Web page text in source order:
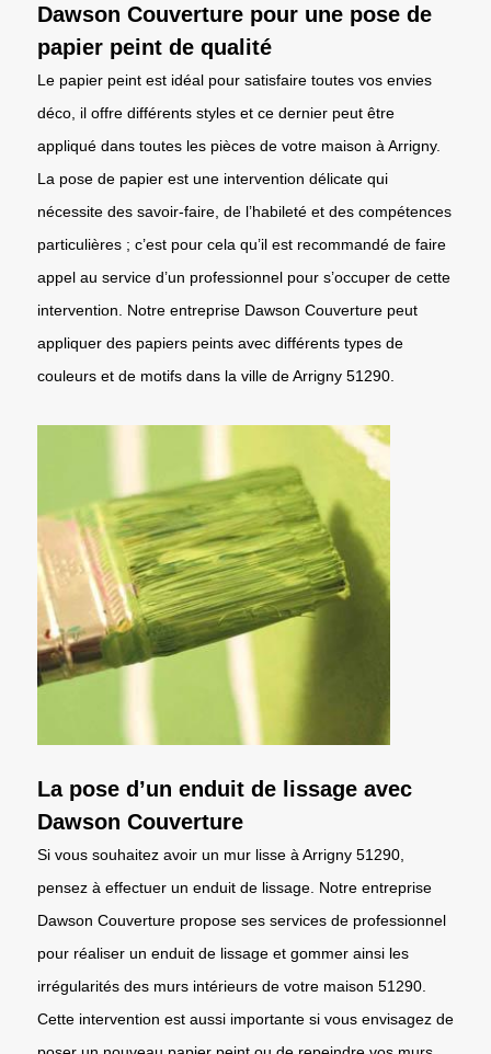
Dawson Couverture pour une pose de
papier peint de qualité
Le papier peint est idéal pour satisfaire toutes vos envies
déco, il offre différents styles et ce dernier peut être
appliqué dans toutes les pièces de votre maison à Arrigny.
La pose de papier est une intervention délicate qui
nécessite des savoir-faire, de l’habileté et des compétences
particulières ; c’est pour cela qu’il est recommandé de faire
appel au service d’un professionnel pour s’occuper de cette
intervention. Notre entreprise Dawson Couverture peut
appliquer des papiers peints avec différents types de
couleurs et de motifs dans la ville de Arrigny 51290.
La pose d’un enduit de lissage avec
Dawson Couverture
Si vous souhaitez avoir un mur lisse à Arrigny 51290,
pensez à effectuer un enduit de lissage. Notre entreprise
Dawson Couverture propose ses services de professionnel
pour réaliser un enduit de lissage et gommer ainsi les
irrégularités des murs intérieurs de votre maison 51290.
Cette intervention est aussi importante si vous envisagez de